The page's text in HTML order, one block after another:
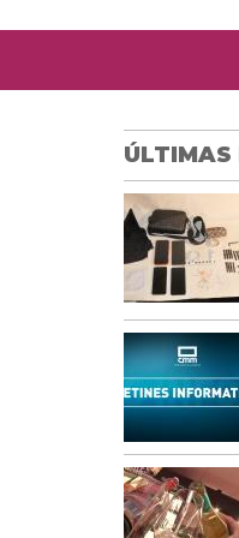
ÚLTIMAS